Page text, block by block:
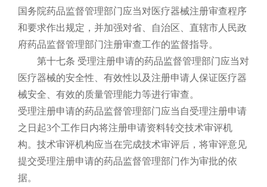
国务院药品监督管理部门应当对医疗器械注册审查程序
和要求作出规定，并加强对省、自治区、直辖市人民政
府药品监督管理部门注册审查工作的监督指导。
第十七条 受理注册申请的药品监督管理部门应当对
医疗器械的安全性、有效性以及注册申请人保证医疗器
械安全、有效的质量管理能力等进行审查。
受理注册申请的药品监督管理部门应当自受理注册申请
之日起3个工作日内将注册申请资料转交技术审评机
构。技术审评机构应当在完成技术审评后，将审评意见
提交受理注册申请的药品监督管理部门作为审批的依
据。